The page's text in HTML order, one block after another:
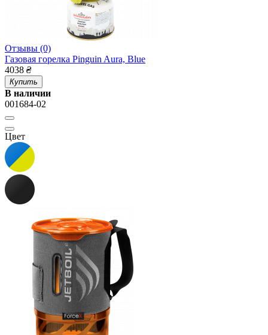
Отзывы (0)
Газовая горелка Pinguin Aura, Blue
4038 ₴
Купить
В наличии
001684-02
Цвет